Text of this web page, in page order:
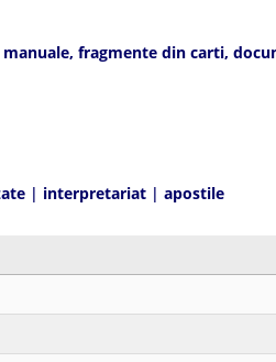
manuale, fragmente din carti,
| interpretariat | apostile